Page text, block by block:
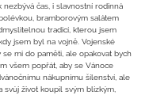
čas, i slavnostní rodinná
bramborovým salátem
tradicí, kterou jsem
jsem byl na vojně. Vojenské
se mi do paměti, ale opakovat bych
všem popřát, aby se Vánoce
nákupnímu šílenství, ale
život koupil svým blízkým,